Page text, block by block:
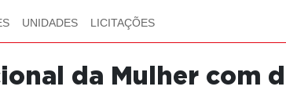
UNIDADES LICITAÇÕES
da Mulher com